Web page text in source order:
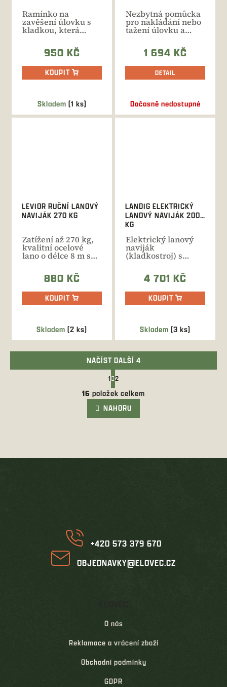
Skladem (1 ks)
Ramínko na
zavěšení úlovku s
kladkou, která
výrazně snižuje
fyzickou námahu....
950 KČ
KOUPIT
Dočasně nedostupné
Nezbytná pomůcka
pro nakládání nebo
tažení úlovku a
tažnou...1 694 KČ
DETAIL
Skladem (2 ks)
LEVIOR RUČNÍ LANOVÝ
NAVIJÁK 270 KG
Zatížení až 270 kg,
kvalitní ocelové
lano o délce 8 m s
880 KČ
KOUPIT
Skladem (3 ks)
LANDIG ELEKTRICKÝ
LANOVÝ NAVIJÁK 200
KG
Elektrický lanový
naviják
(kladkostroj) s
výškou zdvihu 11 m
a max. nosností...
4 701 KČ
KOUPIT
O
v
l
á
í
i
u
NAČÍST DALŠÍ 4
t
r
á
n
k
í
1 2
16 položek celkem
NAHORU
+420 573 379 670
OBJEDNAVKY@ELOVEC.CZ
O nás
Reklamace a vrácení zboží
Obchodní podmínky
GDPR